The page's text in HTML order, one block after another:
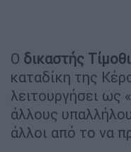
Ο δικαστής
καταδίκη της
λειτουργήσει ως
άλλους
άλλοι από το να